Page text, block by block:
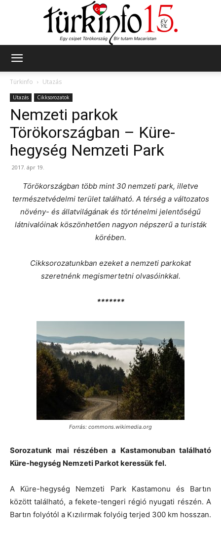
Türkinfo
Utazás
Utazás Cikksorozatok
Nemzeti parkok
Törökországban – Küre-
hegység Nemzeti Park
2017. ápr 19.
Törökországban több mint 30 nemzeti park, illetve
természetvédelmi terület található. A térség a változatos
növény- és állatvilágának és történelmi jelentőségű
látnivalóinak köszönhetően nagyon népszerű a turisták
körében.
Cikksorozatunkban ezeket a nemzeti parkokat
szeretnénk megismertetni olvasóinkkal.
*******
Forrás: commons.wikimedia.org
Sorozatunk mai részében a Kastamonuban található
Küre-hegység Nemzeti Parkot keressük fel.
A Küre-hegység Nemzeti Park Kastamonu és Bartın
között található, a fekete-tengeri régió nyugati részén. A
Bartın folyótól a Kızılırmak folyóig terjed 300 km hosszan.